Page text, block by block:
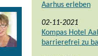
Aarhus erleben
02-11-2021
Kompas Hotel
barrierefrei zu